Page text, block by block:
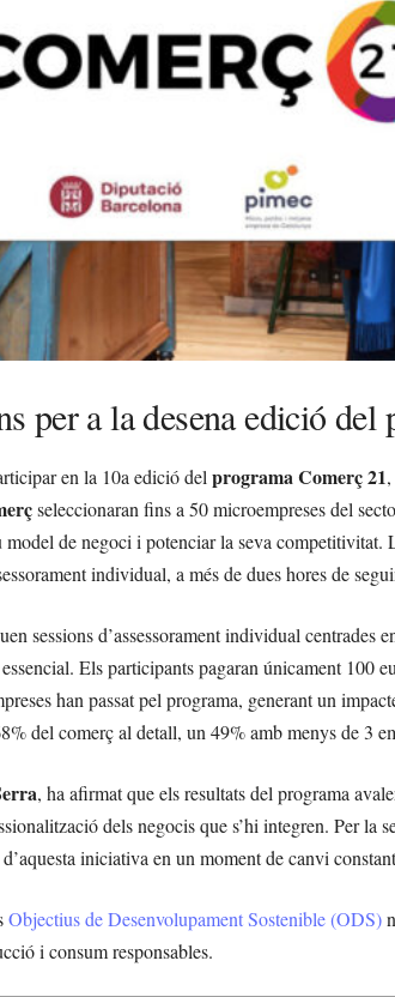
per a la desena edició del
en la 10a edició delprograma Comerç 21
seleccionaran fins a 50 microempreses del
de negoci i potenciar la seva competitivitat.
individual, a més de dues hores de
sessions d’assessorament individual
Els participants pagaran únicament 100
han passat pel programa, generant un
del comerç al detall, un 49% amb menys de 3
, ha afirmat que els resultats del programa
dels negocis que s’hi integren. Per la
iniciativa en un moment de canvi
Objectius de Desenvolupament Sostenible (ODS)
i consum responsables.